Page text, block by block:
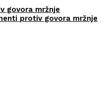
govora mržnje
protiv govora mržnje